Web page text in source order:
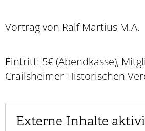
Vortrag von Ralf Martius M.A.
Eintritt: 5€ (Abendkasse),
Crailsheimer Historischen
Externe Inhalte